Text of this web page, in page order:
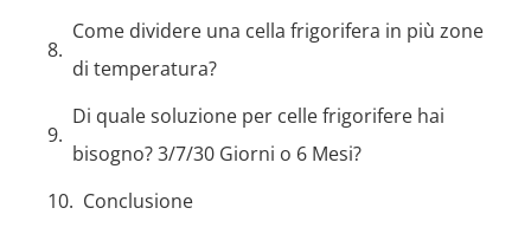
Come dividere una cella frigorifera in più zone
di temperatura?
Di quale soluzione per celle frigorifere hai
bisogno? 3/7/30 Giorni o 6 Mesi?
Conclusione